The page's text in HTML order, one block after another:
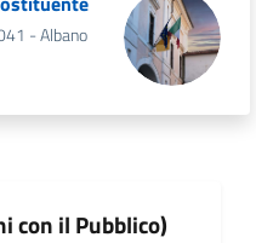
- Albano
con il Pubblico)